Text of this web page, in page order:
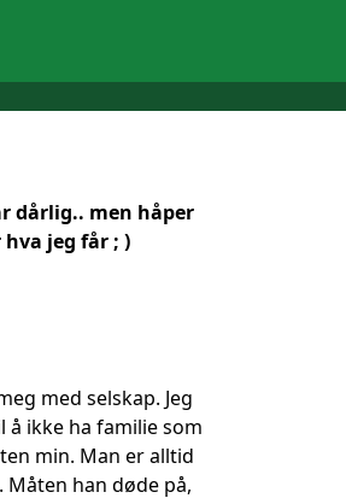
dårlig.. men håper
jeg får ; )
med selskap. Jeg
å ikke ha familie som
min. Man er alltid
Måten han døde på,